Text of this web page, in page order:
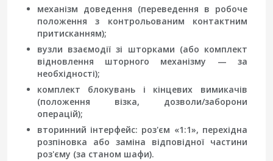
механізм доведення (переведення в робоче
положення з контрольованим контактним
притисканням);
вузли взаємодії зі шторками (або комплект
відновлення шторного механізму — за
необхідності);
комплект блокувань і кінцевих вимикачів
(положення візка, дозволи/заборони
операцій);
вторинний інтерфейс: роз'єм «1:1», перехідна
розпіновка або заміна відповідної частини
роз'єму (за станом шафи).